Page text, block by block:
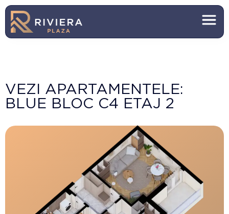
VEZI APARTAMENTELE:
BLUE BLOC C4 ETAJ 2